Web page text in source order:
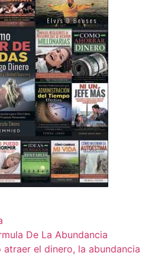
De La Abundancia
atraer el dinero, la abundancia